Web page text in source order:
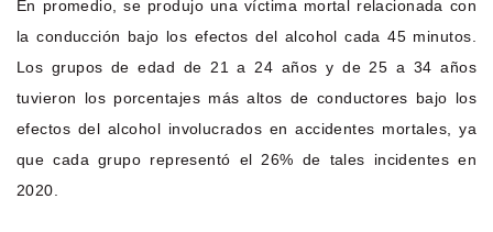
En promedio, se produjo una víctima mortal relacionada con
la conducción bajo los efectos del alcohol cada 45 minutos.
Los grupos de edad de 21 a 24 años y de 25 a 34 años
tuvieron los porcentajes más altos de conductores bajo los
efectos del alcohol involucrados en accidentes mortales, ya
que cada grupo representó el 26% de tales incidentes en
2020.